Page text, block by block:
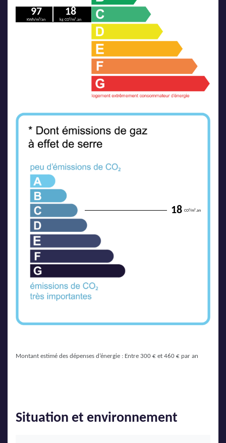
97
KWh/m²/an
18
kg CO²/m².an
18 CO²/m².an
Montant estimé des dépenses d’énergie : Entre 300 € et 460 € par an
Situation et environnement